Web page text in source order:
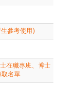
參考使用)
在職專班、博士
名單